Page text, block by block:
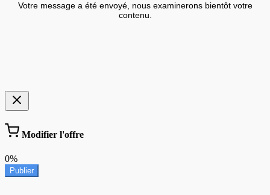
Votre message a été envoyé, nous examinerons bientôt votre
contenu.
Modifier l'offre
0%
Publier